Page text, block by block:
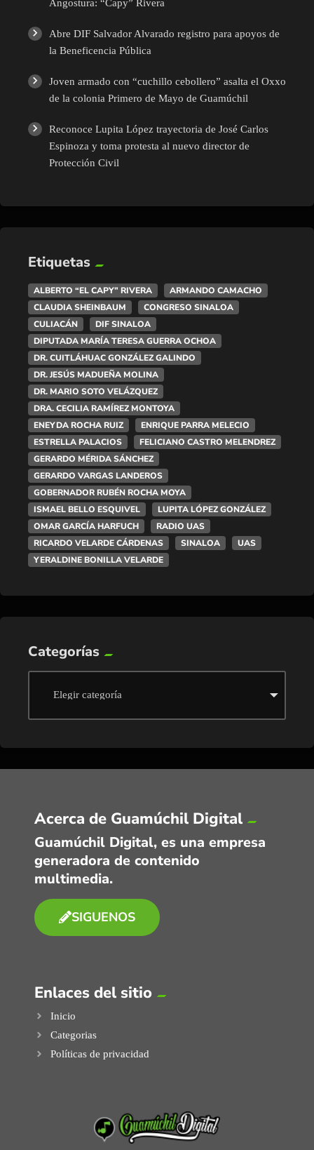
Angostura: “Capy” Rivera
Abre DIF Salvador Alvarado registro para apoyos de
la Beneficencia Pública
Joven armado con “cuchillo cebollero” asalta el Oxxo
de la colonia Primero de Mayo de Guamúchil
Reconoce Lupita López trayectoria de José Carlos
Espinoza y toma protesta al nuevo director de
Protección Civil
Etiquetas
ALBERTO “EL CAPY” RIVERA
ARMANDO CAMACHO
CLAUDIA SHEINBAUM
CONGRESO SINALOA
CULIACÁN
DIF SINALOA
DIPUTADA MARÍA TERESA GUERRA OCHOA
DR. CUITLÁHUAC GONZÁLEZ GALINDO
DR. JESÚS MADUEÑA MOLINA
DR. MARIO SOTO VELÁZQUEZ
DRA. CECILIA RAMÍREZ MONTOYA
ENEYDA ROCHA RUIZ
ENRIQUE PARRA MELECIO
ESTRELLA PALACIOS
FELICIANO CASTRO MELENDREZ
GERARDO MÉRIDA SÁNCHEZ
GERARDO VARGAS LANDEROS
GOBERNADOR RUBÉN ROCHA MOYA
ISMAEL BELLO ESQUIVEL
LUPITA LÓPEZ GONZÁLEZ
OMAR GARCÍA HARFUCH
RADIO UAS
RICARDO VELARDE CÁRDENAS
SINALOA
UAS
YERALDINE BONILLA VELARDE
Categorías
Acerca de Guamúchil Digital
Guamúchil Digital, es una empresa
generadora de contenido
multimedia.
SIGUENOS
Enlaces del sitio
Inicio
Categorias
Políticas de privacidad